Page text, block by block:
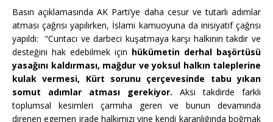
Basın açıklamasında AK Parti’ye daha cesur ve tutarlı adımlar
atması çağrısı yapılırken, İslami kamuoyuna da inisiyatif çağrısı
yapıldı: “Cuntacı ve darbeci kuşatmaya karşı halkının takdir ve
desteğini hak edebilmek için hükümetin derhal başörtüsü
yasağını kaldırması, mağdur ve yoksul halkın taleplerine
kulak vermesi, Kürt sorunu çerçevesinde tabu yıkan
somut adımlar atması gerekiyor. Aksi takdirde farklı
toplumsal kesimleri çarmıha geren ve bunun devamında
direnen egemen irade halkımızı yine kendi karanlığında boğmak